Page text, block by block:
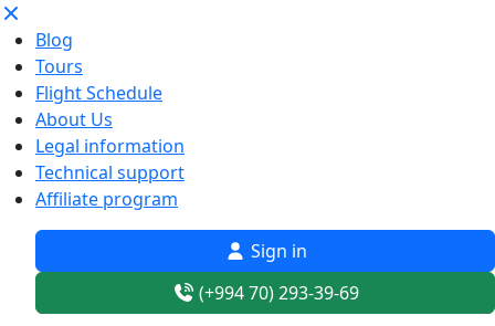
Blog
Tours
Flight Schedule
About Us
Legal information
Technical support
Affiliate program
Sign in
(+994 70) 293-39-69